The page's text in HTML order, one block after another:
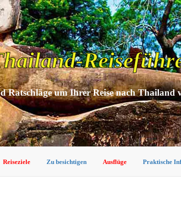
Ratschläge um Ihrer Reise nach Thailand
Reiseziele Zu besichtigen Ausflüge Praktische